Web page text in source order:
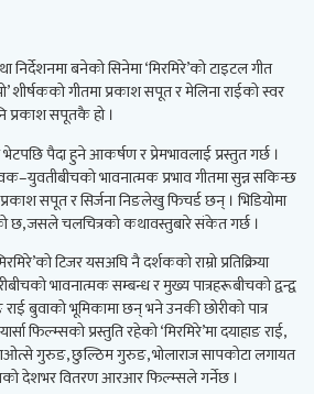
बनेको सिनेमा ‘मिरमिरे’को टाइटल गीत
शीर्षकको गीतमा प्रकाश सपूत र मेलिना राईको स्वर
प्रकाश सपूतकै हो ।
पैदा हुने आकर्षण र प्रेमभावलाई प्रस्तुत गर्छ ।
भावनात्मक प्रभाव गीतमा सुन्न सकिन्छ
प्रकाश सपूत र सिर्जना निङलेखु फिचर्ड छन् । भिडियोमा
छ, जसले चलचित्रको कथावस्तुबारे संकेत गर्छ ।
टिजर यसअघि नै दर्शकको राम्रो प्रतिक्रिया
भावनात्मक सम्बन्ध र मुख्य पात्रहरूबीचको द्वन्द्व
बुवाको भूमिकामा छन् भने उनकी छोरीको पात्र
फिल्म्सको प्रस्तुति रहेको ‘मिरमिरे’मा दयाहाङ राई,
गुरुङ, छुल्ठिम गुरुङ, भोलाराज सापकोटा लगायत
देशभर वितरण आरआर फिल्म्सले गर्नेछ ।